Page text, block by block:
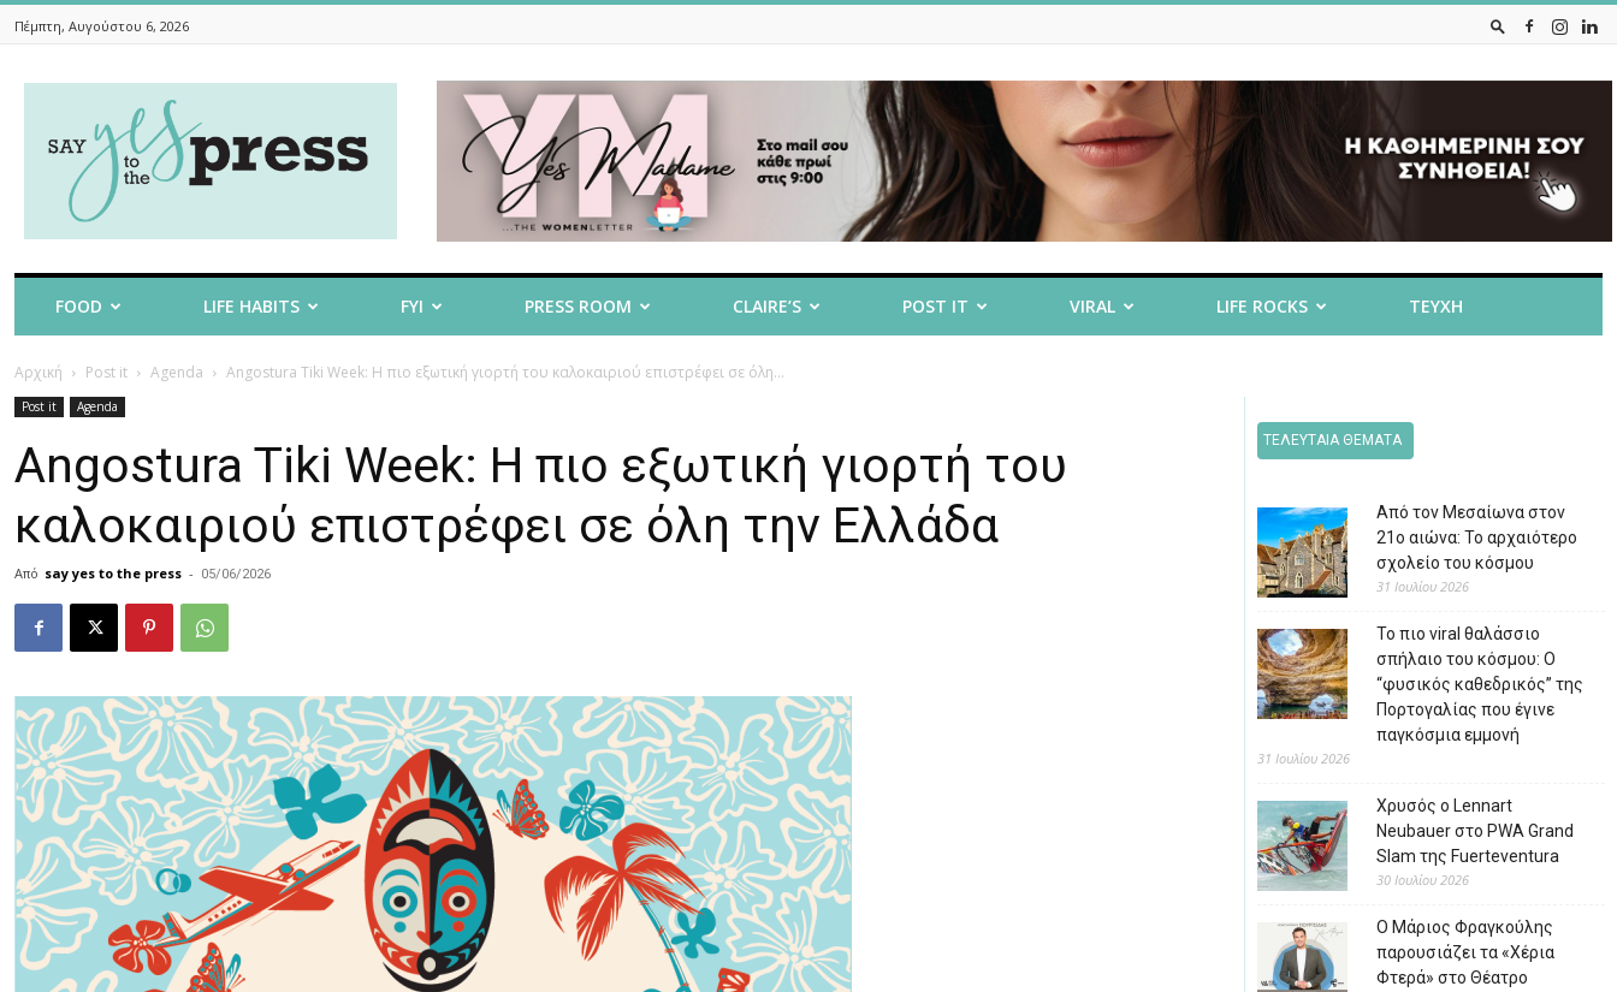
Πέμπτη, Αυγούστου 6, 2026
To
The
FOOD LIFE HABITS FYI PRESS ROOM CLAIRE’S POST IT VIRAL LIFE ROCKS ΤΕΥΧΗ
Αρχική Post it Agenda Angostura Tiki Week: Η πιο εξωτική γιορτή του καλοκαιριού επιστρέφει σε όλη...
Post it Agenda
Angostura Tiki Week: Η πιο εξωτική γιορτή του
καλοκαιριού επιστρέφει σε όλη την Ελλάδα
Από say yes to the press - 05/06/2026
ΤΕΛΕΥΤΑΙΑ ΘΕΜΑΤΑ
Από τον Μεσαίωνα στον
21ο αιώνα: Το αρχαιότερο
σχολείο του κόσμου
31 Ιουλίου 2026
Το πιο viral θαλάσσιο
σπήλαιο του κόσμου: Ο
“φυσικός καθεδρικός” της
Πορτογαλίας που έγινε
παγκόσμια εμμονή
31 Ιουλίου 2026
Χρυσός ο Lennart
Neubauer στο PWA Grand
Slam της Fuerteventura
30 Ιουλίου 2026
Ο Μάριος Φραγκούλης
παρουσιάζει τα «Χέρια
Φτερά» στο Θέατρο